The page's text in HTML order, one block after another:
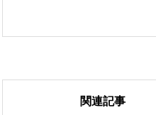
関連記事